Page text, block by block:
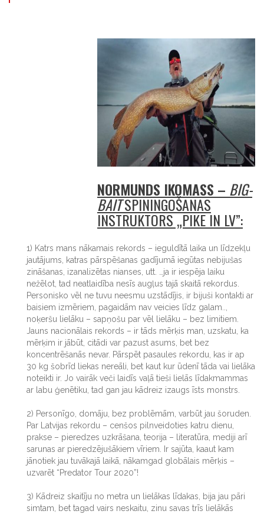
NORMUNDS IKOMASS – BIG-
BAITSPININGOŠANAS
INSTRUKTORS „PIKE IN LV”:
1) Katrs mans nākamais rekords – ieguldītā laika un līdzekļu
jautājums, katras pārspēšanas gadījumā iegūtas nebijušas
zināšanas, izanalizētas nianses, utt. …ja ir iespēja laiku
nežēlot, tad neatlaidība nesīs augļus tajā skaitā rekordus.
Personisko vēl ne tuvu neesmu uzstādījis, ir bijuši kontakti ar
baisiem izmēriem, pagaidām nav veicies līdz galam..,
noķeršu lielāku – sapņošu par vēl lielāku – bez limitiem.
Jauns nacionālais rekords – ir tāds mērķis man, uzskatu, ka
mērķim ir jābūt, citādi var pazust asums, bet bez
koncentrēšanās nevar. Pārspēt pasaules rekordu, kas ir ap
30 kg šobrīd liekas nereāli, bet kaut kur ūdenī tāda vai lielāka
noteikti ir. Jo vairāk veči laidīs vaļā tieši lielās līdakmammas
ar labu ģenētiku, tad gan jau kādreiz izaugs īsts monstrs.
2) Personīgo, domāju, bez problēmām, varbūt jau šoruden.
Par Latvijas rekordu – cenšos pilnveidoties katru dienu,
prakse – pieredzes uzkrāšana, teorija – literatūra, mediji arī
sarunas ar pieredzējušākiem vīriem. Ir sajūta, kaaut kam
jānotiek jau tuvākajā laikā, nākamgad globālais mērķis –
uzvarēt “Predator Tour 2020”!
3) Kādreiz skaitīju no metra un lielākas līdakas, bija jau pāri
simtam, bet tagad vairs neskaitu, zinu savas trīs lielākās